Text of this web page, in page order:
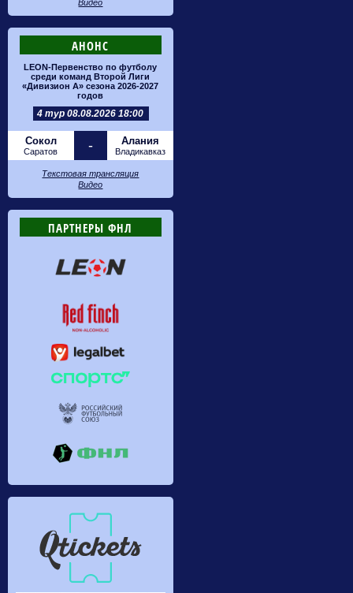
Видео
АНОНС
LEON-Первенство по футболу
среди команд Второй Лиги
«Дивизион А» сезона 2026-2027
годов
4 тур 08.08.2026 18:00
Сокол
Саратов - Алания
Владикавказ
Текстовая трансляция
Видео
ПАРТНЕРЫ ФНЛ